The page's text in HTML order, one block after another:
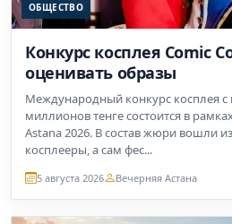
ОБЩЕСТВО
Конкурс косплея Comic
оценивать образы
Международный конкурс косплея
миллионов тенге состоится в
Astana 2026. В состав жюри вошли
косплееры, а сам фес...
5 августа 2026 Вечерняя Астана